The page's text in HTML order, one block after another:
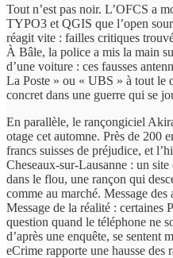
Tout n’est pas noir. L’OFCS a
TYPO3 et QGIS que l’open
réagit vite : failles critiques
À Bâle, la police a mis la main
d’une voiture : ces fausses
La Poste » ou « UBS » à tout le
concret dans une guerre qui se
En parallèle, le rançongiciel
otage cet automne. Près de 200
francs suisses de préjudice, et
Cheseaux-sur-Lausanne : un
dans le flou, une rançon qui
comme au marché. Message des
Message de la réalité : certaines
question quand le téléphone ne
d’après une enquête, se sentent
eCrime rapporte une hausse des